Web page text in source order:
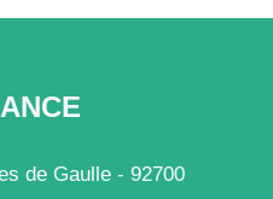
de Gaulle - 92700